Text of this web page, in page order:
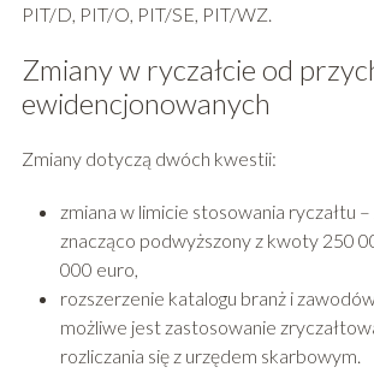
PIT/D, PIT/O, PIT/SE, PIT/WZ.
Zmiany w ryczałcie od
ewidencjonowanych
Zmiany dotyczą dwóch kwestii:
zmiana w limicie stosowania ryczałtu
znacząco podwyższony z kwoty 250
000 euro,
rozszerzenie katalogu branż i
możliwe jest zastosowanie
rozliczania się z urzędem skarbowym.